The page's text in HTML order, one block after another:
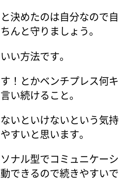
決めたのは自分なので自
んと守りましょう。
い方法です。
！とかベンチプレス何キ
い続けること。
いといけないという気持
すいと思います。
ナル型でコミュニケーシ
できるので続きやすいで